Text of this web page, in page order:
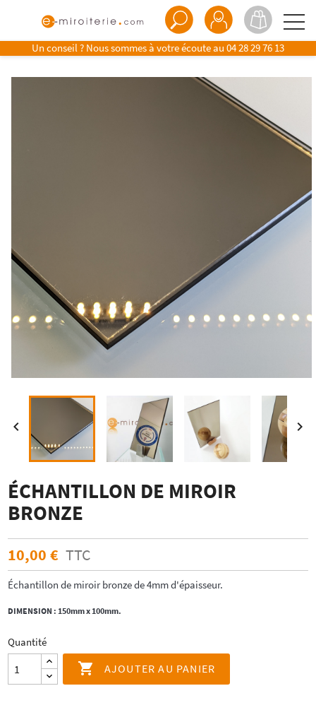
Un conseil ? Nous sommes à votre écoute au 04 28 29 76 13
 
ÉCHANTILLON DE MIROIR
BRONZE
10,00 € TTC
Échantillon de miroir bronze de 4mm d'épaisseur.
DIMENSION : 150mm x 100mm.
Quantité
 AJOUTER AU PANIER